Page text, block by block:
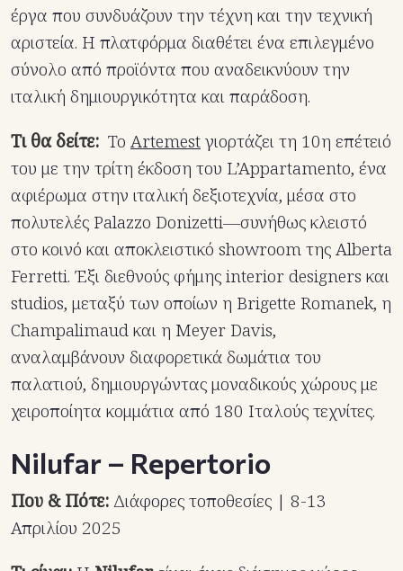
έργα που συνδυάζουν την τέχνη και την τεχνική
αριστεία. Η πλατφόρμα διαθέτει ένα επιλεγμένο
σύνολο από προϊόντα που αναδεικνύουν την
ιταλική δημιουργικότητα και παράδοση.
Τι θα δείτε: Το Artemestγιορτάζει τη 10η επέτειό
του με την τρίτη έκδοση του L’Appartamento, ένα
αφιέρωμα στην ιταλική δεξιοτεχνία, μέσα στο
πολυτελές Palazzo Donizetti—συνήθως κλειστό
στο κοινό και αποκλειστικό showroom της Alberta
Ferretti. Έξι διεθνούς φήμης interior designers και
studios, μεταξύ των οποίων η Brigette Romanek, η
Champalimaud και η Meyer Davis,
αναλαμβάνουν διαφορετικά δωμάτια του
παλατιού, δημιουργώντας μοναδικούς χώρους με
χειροποίητα κομμάτια από 180 Ιταλούς τεχνίτες.
Nilufar – Repertorio
Που & Πότε: Διάφορες τοποθεσίες | 8-13
Απριλίου 2025